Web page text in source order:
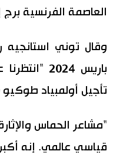
إعلان
العاصمة الفرنسية برج
وقال توني استانجيه
باريس
تأجيل أولمبياد طوكيو 2020 بسبب كوفيد-19)".
"مشاعر الحماس
قياسي عالمي. إنه